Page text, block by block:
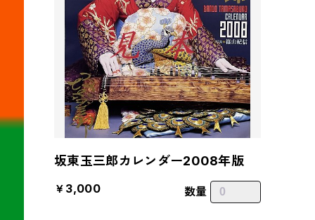
坂東玉三郎カレンダー2008年版
￥3,000 数量